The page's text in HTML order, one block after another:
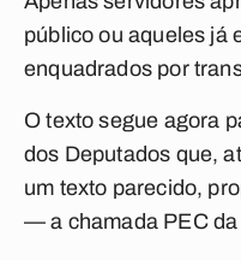
público ou aqueles já
enquadrados por
O texto segue agora
dos Deputados que,
um texto parecido,
— a chamada PEC da